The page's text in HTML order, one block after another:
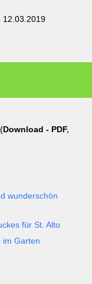
12.03.2019
Download - PDF,
wunderschön
für St. Alto
im Garten